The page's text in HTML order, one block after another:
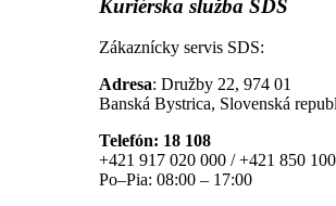
Kuriérska služba SDS
Zákaznícky servis SDS:
Adresa: Družby 22, 974 01
Banská Bystrica, Slovenská
Telefón: 18 108
+421 917 020 000 / +421 850
Po–Pia: 08:00 – 17:00